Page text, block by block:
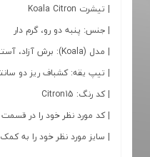
| تیشرت Koala Citron
| جنس: پنبه دو رو، گرم دار
| مدل (Koala): برش آزاد، آستین سه ربع آزاد
| تیپ یقه: کشباف ریز دو
| کد رنگ: Citron15
| کد مورد نظر خود را در
| سایز مورد نظر خود را به